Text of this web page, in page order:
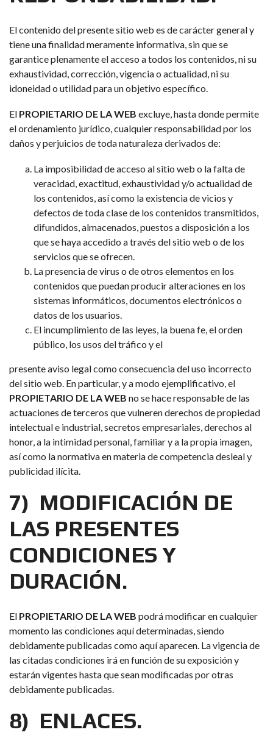
El contenido del presente sitio web es de carácter general y
tiene una finalidad meramente informativa, sin que se
garantice plenamente el acceso a todos los contenidos, ni su
exhaustividad, corrección, vigencia o actualidad, ni su
idoneidad o utilidad para un objetivo específico.
El PROPIETARIO DE LA WEB excluye, hasta donde permite
el ordenamiento jurídico, cualquier responsabilidad por los
daños y perjuicios de toda naturaleza derivados de:
La imposibilidad de acceso al sitio web o la falta de
veracidad, exactitud, exhaustividad y/o actualidad de
los contenidos, así como la existencia de vicios y
defectos de toda clase de los contenidos transmitidos,
difundidos, almacenados, puestos a disposición a los
que se haya accedido a través del sitio web o de los
servicios que se ofrecen.
La presencia de virus o de otros elementos en los
contenidos que puedan producir alteraciones en los
sistemas informáticos, documentos electrónicos o
datos de los usuarios.
El incumplimiento de las leyes, la buena fe, el orden
público, los usos del tráfico y el
presente aviso legal como consecuencia del uso incorrecto
del sitio web. En particular, y a modo ejemplificativo, el
PROPIETARIO DE LA WEB no se hace responsable de las
actuaciones de terceros que vulneren derechos de propiedad
intelectual e industrial, secretos empresariales, derechos al
honor, a la intimidad personal, familiar y a la propia imagen,
así como la normativa en materia de competencia desleal y
publicidad ilícita.
7) MODIFICACIÓN DE
LAS PRESENTES
CONDICIONES Y
DURACIÓN.
El PROPIETARIO DE LA WEB podrá modificar en cualquier
momento las condiciones aquí determinadas, siendo
debidamente publicadas como aquí aparecen. La vigencia de
las citadas condiciones irá en función de su exposición y
estarán vigentes hasta que sean modificadas por otras
debidamente publicadas.
8) ENLACES.